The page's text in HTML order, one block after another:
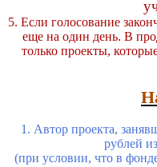
5. Если голосование
еще на один день. В
только проекты,
1. Автор проекта,
рублей
(при условии, что в